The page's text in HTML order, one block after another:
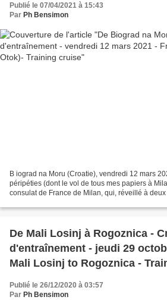
Publié le 07/04/2021 à 15:43
Par Ph Bensimon
B iograd na Moru (Croatie), vendredi 12 mars
péripéties (dont le vol de tous mes papiers à
consulat de France de Milan, qui, réveillé à
De Mali Losinj à Rogoznica -
d'entraînement - jeudi 29
Mali Losinj to Rogoznica -
Publié le 26/12/2020 à 03:57
Par Ph Bensimon